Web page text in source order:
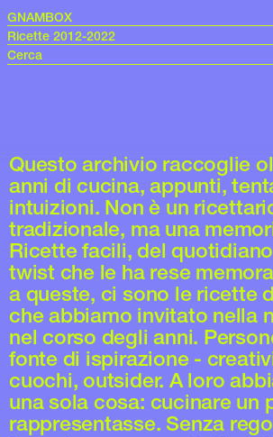
GNAMBOX
Ricette 2012-2022
Questo archivio raccoglie
anni di cucina, appunti,
intuizioni. Non è un
tradizionale, ma una
Ricette facili, del
twist che le ha rese
a queste, ci sono le ricette
che abbiamo invitato nella
nel corso degli anni.
fonte di ispirazione -
cuochi, outsider. A loro
una sola cosa: cucinare un
rappresentasse. Senza